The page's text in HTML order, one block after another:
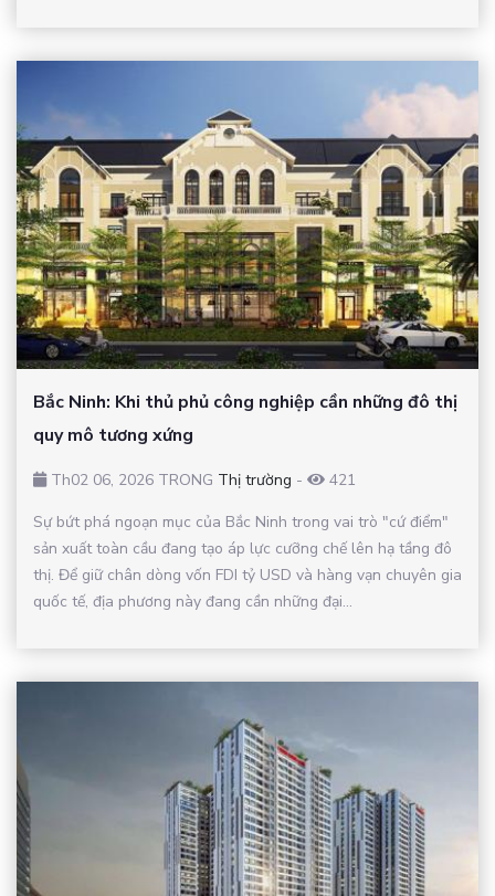
Bắc Ninh: Khi thủ phủ công nghiệp cần những đô thị
quy mô tương xứng
Th02 06, 2026 TRONG Thị trường -
421
Sự bứt phá ngoạn mục của Bắc Ninh trong vai trò "cứ điểm"
sản xuất toàn cầu đang tạo áp lực cưỡng chế lên hạ tầng đô
thị. Để giữ chân dòng vốn FDI tỷ USD và hàng vạn chuyên gia
quốc tế, địa phương này đang cần những đại...